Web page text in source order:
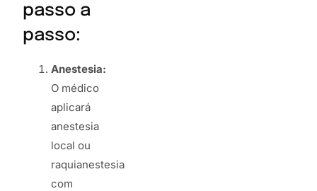
passo a
passo:
Anestesia:
O médico
aplicará
anestesia
local ou
raquianestesia
com